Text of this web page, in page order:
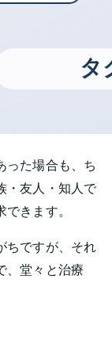
った場合も、ち
・友人・知人で
きます。
ちですが、それ
、堂々と治療